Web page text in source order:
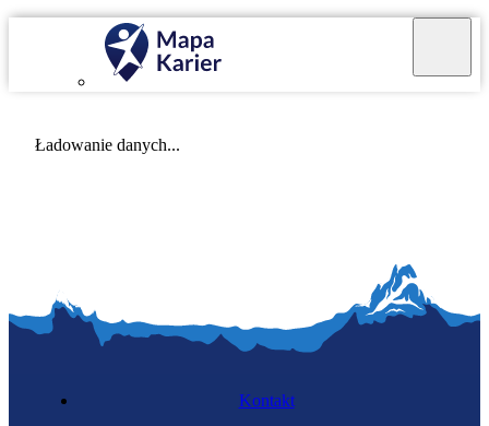
Ładowanie danych...
Kontakt